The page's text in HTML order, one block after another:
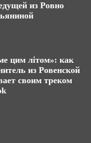
из Ровно
цим літом»: как
из Ровенской
своим треком